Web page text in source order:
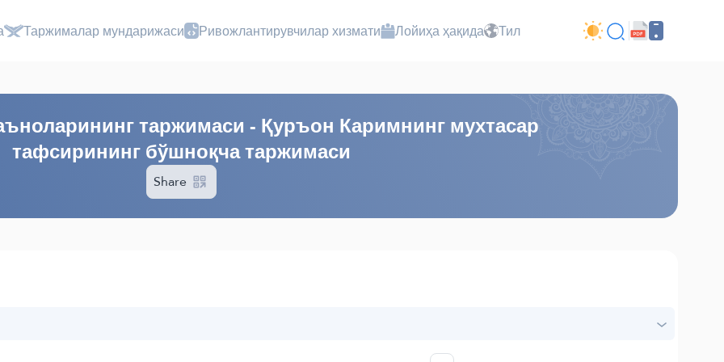
Таржималар мундарижаси Ривожлантирувчилар хизмати Лойиҳа ҳақида Тил
таржимаси - Қуръон Каримнинг мухтасар
тафсирининг бўшноқча таржимаси
Share